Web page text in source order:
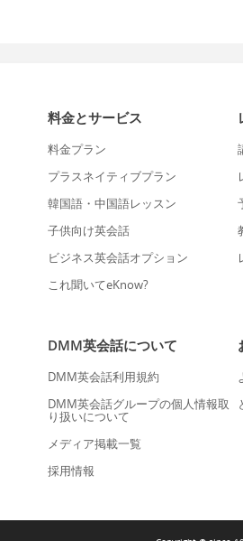
料金とサービス
料金プラン
プラスネイティブプラン
韓国語・中国語レッスン
子供向け英会話
ビジネス英会話オプション
これ聞いてeKnow?
DMM英会話について
DMM英会話利用規約
DMM英会話グループの個人情報取
り扱いについて
メディア掲載一覧
採用情報